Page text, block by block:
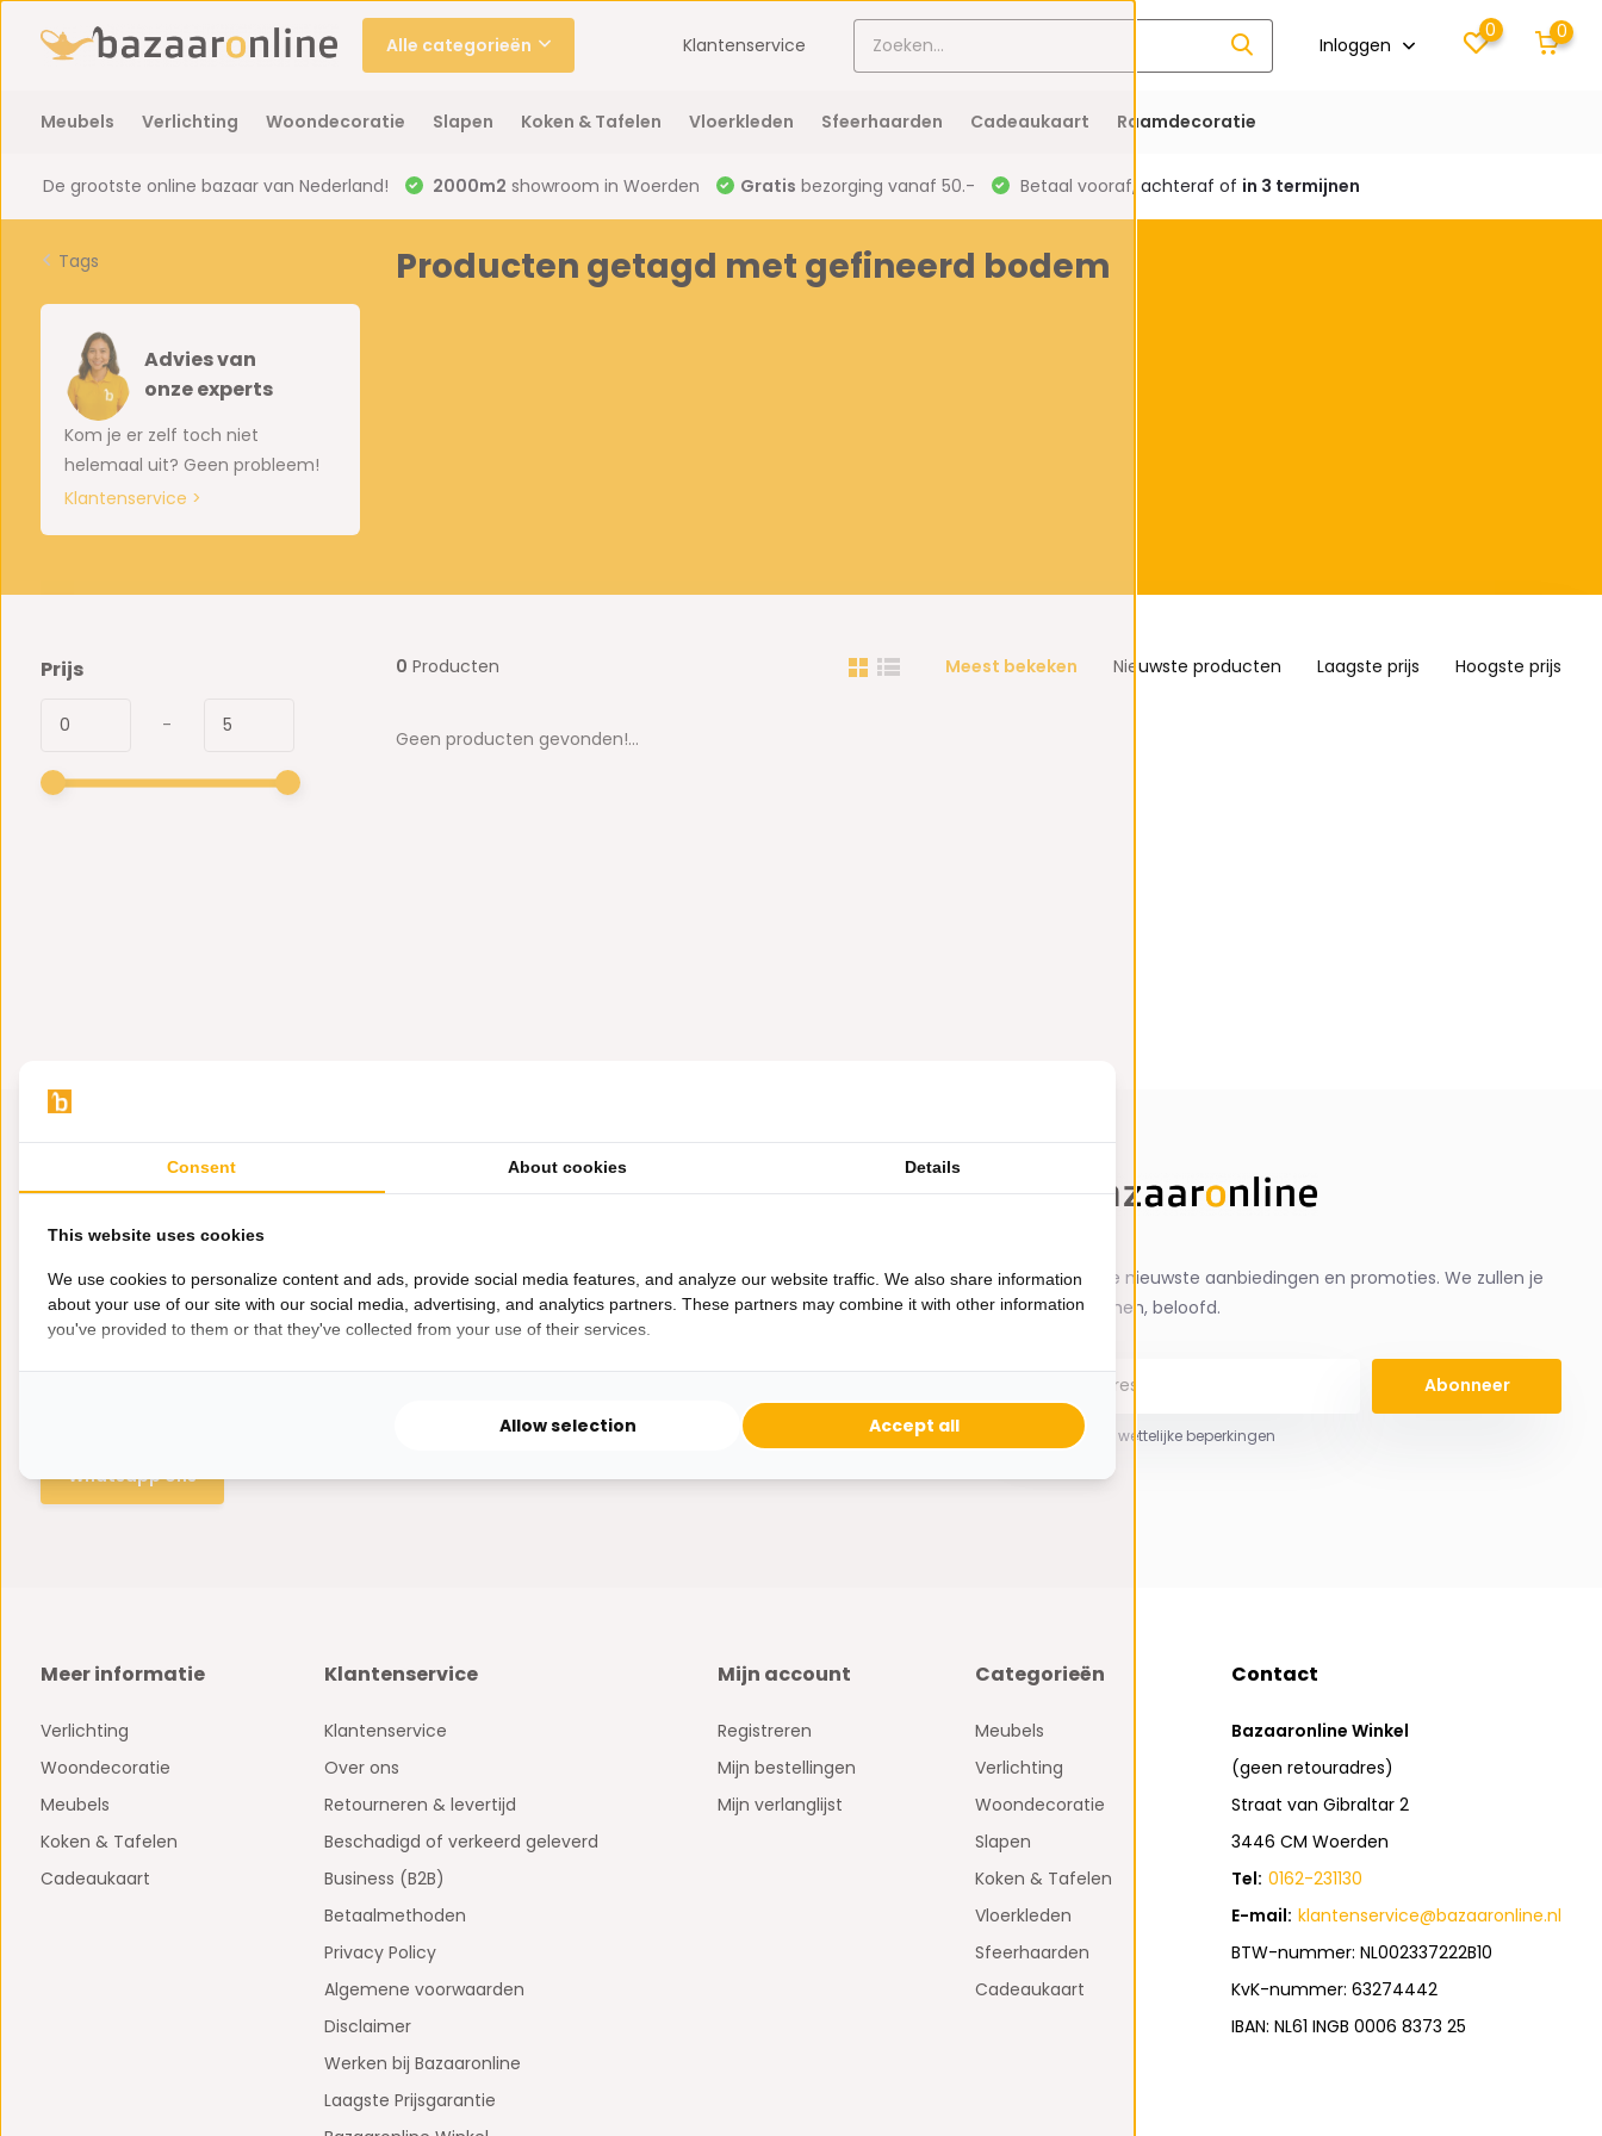
Alle categorieën Klantenservice Inloggen
0 0
Meubels Verlichting Woondecoratie Slapen Koken & Tafelen Vloerkleden Sfeerhaarden Cadeaukaart Raamdecoratie
De grootste online bazaar van Nederland! 2000m2 showroom in Woerden Gratis bezorging vanaf 50.- Betaal vooraf, achteraf of in 3 termijnen
Tags
Advies van
onze experts
Kom je er zelf toch niet
helemaal uit? Geen probleem!
Klantenservice >
Producten getagd met gefineerd bodem
Prijs
-
0 Producten Meest bekeken Nieuwste producten Laagste prijs Hoogste prijs
Geen producten gevonden!...
Hulp nodig?
Whatsapp ons
Heb je een vraag?
Bereikbaar van ma - vr 10:00 tot 17:00
0162-231130
klantenservice@bazaaronline.nl
Ontvang de nieuwste aanbiedingen en promoties. We zullen je
niet spammen, beloofd.
Abonneer
* Lees hier de wettelijke beperkingen
Meer informatie
Verlichting
Woondecoratie
Meubels
Koken & Tafelen
Cadeaukaart
Klantenservice
Klantenservice
Over ons
Retourneren & levertijd
Beschadigd of verkeerd geleverd
Business (B2B)
Betaalmethoden
Privacy Policy
Algemene voorwaarden
Disclaimer
Werken bij Bazaaronline
Laagste Prijsgarantie
Mijn account
Registreren
Mijn bestellingen
Mijn verlanglijst
Categorieën
Meubels
Verlichting
Woondecoratie
Slapen
Koken & Tafelen
Vloerkleden
Sfeerhaarden
Cadeaukaart
Contact
Bazaaronline Winkel
(geen retouradres)
Straat van Gibraltar 2
3446 CM Woerden
Tel: 0162-231130
E-mail: klantenservice@bazaaronline.nl
BTW-nummer: NL002337222B10
KvK-nummer: 63274442
IBAN: NL61 INGB 0006 8373 25
Consent About cookies Details
This website uses cookies
We use cookies to personalize content and ads, provide social media features, and analyze our website traffic. We also share information
about your use of our site with our social media, advertising, and analytics partners. These partners may combine it with other information
you've provided to them or that they've collected from your use of their services.
Allow selection Accept all